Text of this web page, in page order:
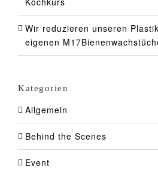
Wir reduzieren unseren
eigenen
Kategorien
Allgemein
Behind the Scenes
Event